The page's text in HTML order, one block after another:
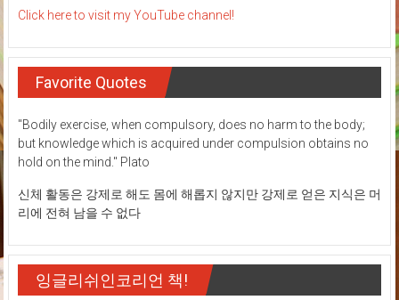
Click here to visit my YouTube channel!
Favorite Quotes
"Bodily exercise, when compulsory, does no harm to the body;
but knowledge which is acquired under compulsion obtains no
hold on the mind." Plato
신체 활동은 강제로 해도 몸에 해롭지 않지만 강제로 얻은 지식은 머
리에 전혀 남을 수 없다
잉글리쉬인코리언 책!